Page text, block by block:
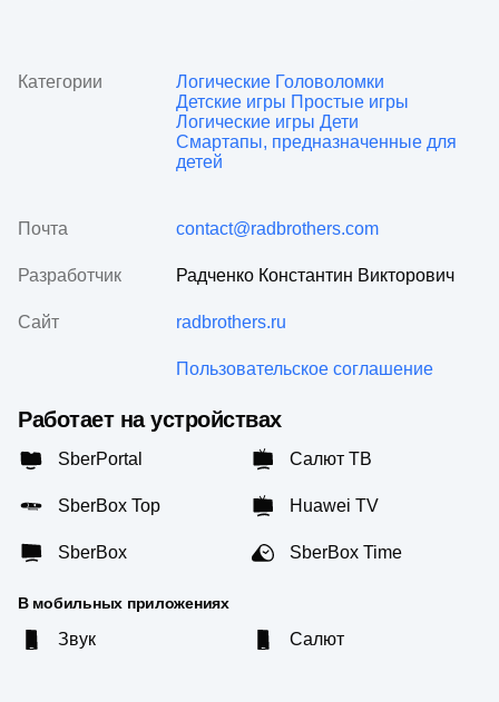
Категории Логические Головоломки
Детские игры Простые игры
Логические игры Дети
Смартапы, предназначенные для
детей
Почта contact@radbrothers.com
Разработчик Радченко Константин Викторович
Сайт radbrothers.ru
Пользовательское соглашение
Работает на устройствах
SberPortal Салют ТВ
SberBox Top Huawei TV
SberBox SberBox Time
В мобильных приложениях
Звук Салют